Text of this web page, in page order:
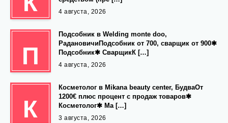
4 августа, 2026
П
Подсобник в Welding monte doo,
РадановичиПодсобник от 700, сварщик от 900✱
Подсобник✱ СварщикК […]
4 августа, 2026
К
Косметолог в Mikana beauty center, БудваОт
1200€ плюс процент с продаж товаров✱
Косметолог✱ Ма […]
3 августа, 2026